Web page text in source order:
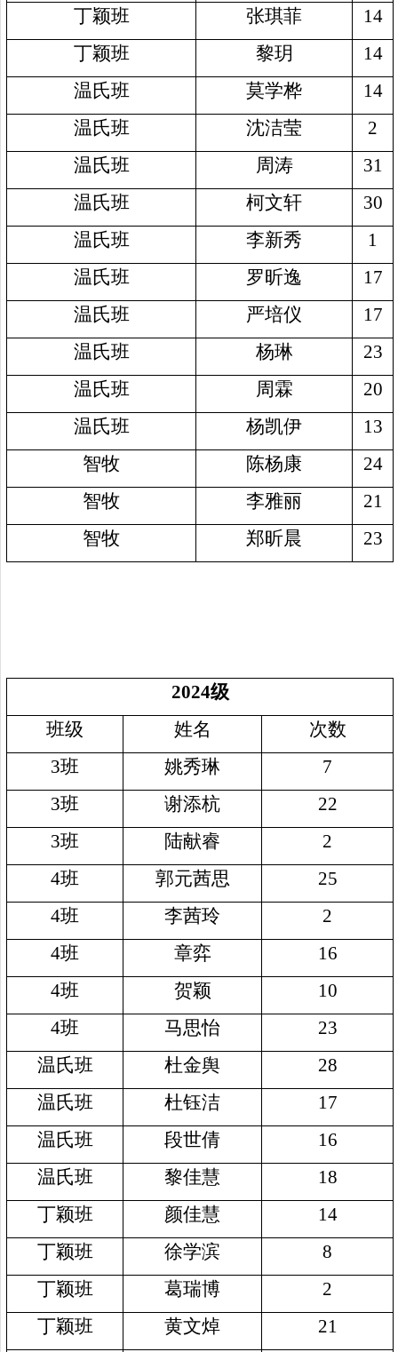
丁颖班 张琪菲
14
丁颖班
黎玥
14
温氏班
莫学桦
14
温氏班
沈洁莹
2
温氏班
周涛
31
温氏班
柯文轩
30
温氏班
李新秀
1
温氏班
罗昕逸
17
温氏班
严培仪
17
温氏班
杨琳
23
温氏班
周霖
20
温氏班
杨凯伊
13
智牧
陈杨康
24
智牧
李雅丽
21
智牧
郑昕晨 23
2024级
班级
姓名
次数
3班 姚秀琳
7
3班 谢添杭
22
3班 陆献睿
2
4班 郭元茜思
25
4班 李茜玲
2
4班 章弈
16
4班 贺颖
10
4班 马思怡
23
温氏班
杜金舆
28
温氏班
杜钰洁
17
温氏班
段世倩
16
温氏班
黎佳慧
18
丁颖班
颜佳慧
14
丁颖班
徐学滨
8
丁颖班
葛瑞博
2
丁颖班
黄文焯
21